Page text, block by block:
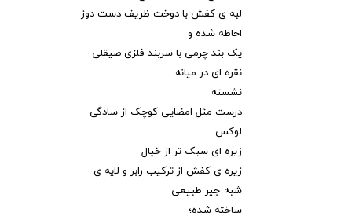
لبه ی کفش با دوخت ظریف دست دوز
احاطه شده و
یک بند چرمی با سربند فلزی صیقلی
نقره ای در میانه
نشسته
درست مثل امضایی کوچک از سادگی
لوکس
زیره ای سبک تر از خیال
زیره ی کفش از ترکیب رابر و لایه ی
شبه جیر طبیعی
ساخته شده؛